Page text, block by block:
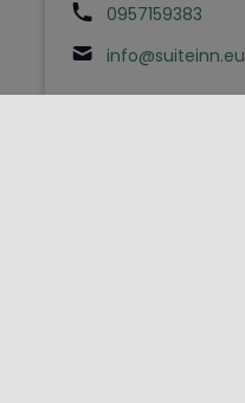
0957159383
info@suiteinn.eu